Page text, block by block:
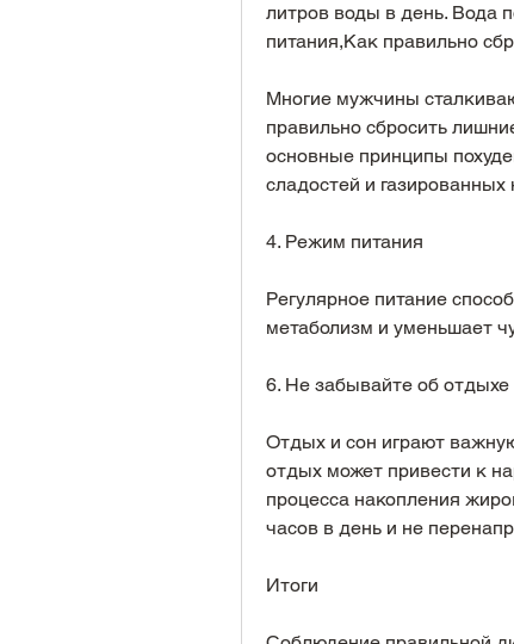
литров воды в день. Вода
питания,Как правильно
Многие мужчины
правильно сбросить
основные принципы
сладостей и газированных
4. Режим питания
Регулярное питание
метаболизм и уменьшает
6. Не забывайте об отдыхе
Отдых и сон играют
отдых может привести к
процесса накопления
часов в день и не
Итоги